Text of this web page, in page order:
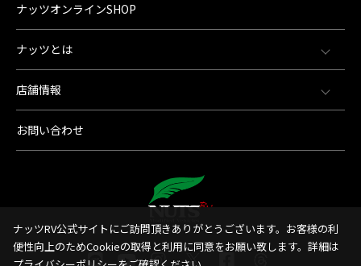
ナッツオンラインSHOP
ナッツとは
店舗情報
お問い合わせ
ナッツRV公式サイトにご訪問頂きありがとうございます。お客様の利
便性向上のためCookieの取得と利用に同意をお願い致します。詳細は